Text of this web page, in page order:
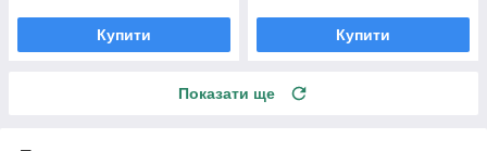
Купити Купити
Показати ще